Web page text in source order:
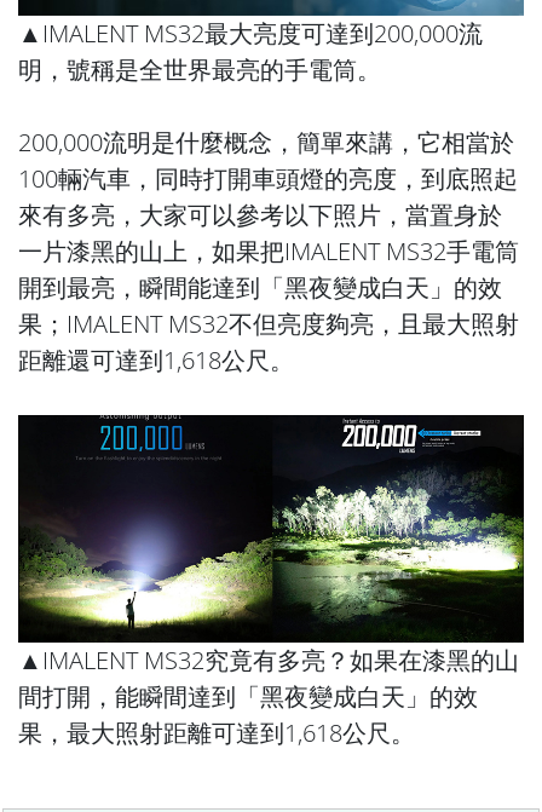
▲IMALENT MS32最大亮度可達到200,000流
明，號稱是全世界最亮的手電筒。
200,000流明是什麼概念，簡單來講，它相當於
100輛汽車，同時打開車頭燈的亮度，到底照起
來有多亮，大家可以參考以下照片，當置身於
一片漆黑的山上，如果把IMALENT MS32手電筒
開到最亮，瞬間能達到「黑夜變成白天」的效
果；IMALENT MS32不但亮度夠亮，且最大照射
距離還可達到1,618公尺。
▲IMALENT MS32究竟有多亮？如果在漆黑的山
間打開，能瞬間達到「黑夜變成白天」的效
果，最大照射距離可達到1,618公尺。